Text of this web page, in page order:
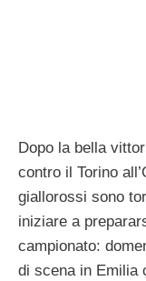
Dopo la bella
contro il Torino
giallorossi sono
iniziare a
campionato:
di scena in Emilia